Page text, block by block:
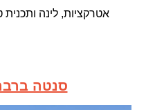
אטרקציות, לינה ותכנית טיול 4 ימים מומלצת
סנטה